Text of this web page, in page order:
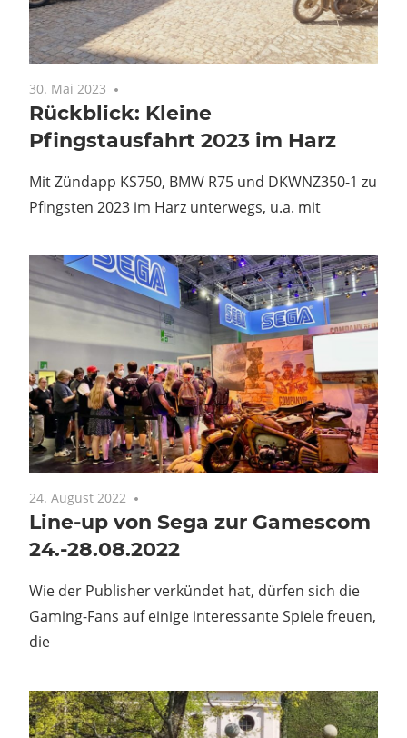
30. Mai 2023
Rückblick: Kleine
Pfingstausfahrt 2023 im Harz
Mit Zündapp KS750, BMW R75 und DKWNZ350-1 zu
Pfingsten 2023 im Harz unterwegs, u.a. mit
24. August 2022
Line-up von Sega zur Gamescom
24.-28.08.2022
Wie der Publisher verkündet hat, dürfen sich die
Gaming-Fans auf einige interessante Spiele freuen,
die